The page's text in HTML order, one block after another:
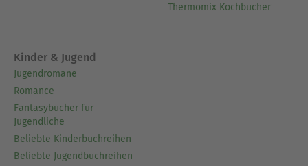
Thermomix Kochbücher
Kinder & Jugend
Jugendromane
Romance
Fantasybücher für
Jugendliche
Beliebte Kinderbuchreihen
Beliebte Jugendbuchreihen